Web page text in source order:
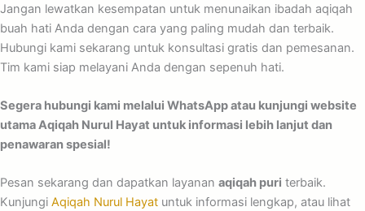
Jangan lewatkan kesempatan untuk menunaikan ibadah aqiqah
buah hati Anda dengan cara yang paling mudah dan terbaik.
Hubungi kami sekarang untuk konsultasi gratis dan pemesanan.
Tim kami siap melayani Anda dengan sepenuh hati.
Segera hubungi kami melalui WhatsApp atau kunjungi website
utama Aqiqah Nurul Hayat untuk informasi lebih lanjut dan
penawaran spesial!
Pesan sekarang dan dapatkan layanan aqiqah puri terbaik.
Kunjungi Aqiqah Nurul Hayat untuk informasi lengkap, atau lihat